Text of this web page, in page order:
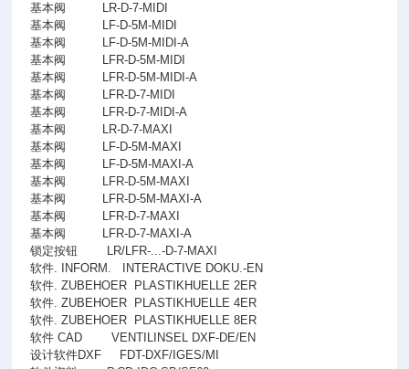
基本阀
LR-D-7-MIDI
基本阀
LF-D-5M-MIDI
基本阀
LF-D-5M-MIDI-A
基本阀
LFR-D-5M-MIDI
基本阀
LFR-D-5M-MIDI-A
基本阀
LFR-D-7-MIDI
基本阀
LFR-D-7-MIDI-A
基本阀
LR-D-7-MAXI
基本阀
LF-D-5M-MAXI
基本阀
LF-D-5M-MAXI-A
基本阀
LFR-D-5M-MAXI
基本阀
LFR-D-5M-MAXI-A
基本阀
LFR-D-7-MAXI
基本阀
LFR-D-7-MAXI-A
锁定按钮
LR/LFR-...-D-7-MAXI
软件. INFORM.
INTERACTIVE DOKU.-EN
软件. ZUBEHOER
PLASTIKHUELLE 2ER
软件. ZUBEHOER
PLASTIKHUELLE 4ER
软件. ZUBEHOER
PLASTIKHUELLE 8ER
软件 CAD
VENTILINSEL DXF-DE/EN
设计软件DXF
FDT-DXF/IGES/MI